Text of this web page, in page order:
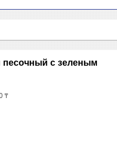
с зеленым
₸